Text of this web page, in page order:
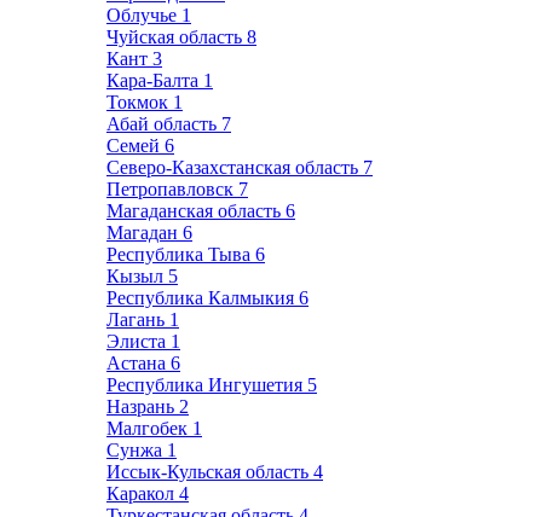
Облучье 1
Чуйская область 8
Кант 3
Кара-Балта 1
Токмок 1
Абай область 7
Семей 6
Северо-Казахстанская область 7
Петропавловск 7
Магаданская область 6
Магадан 6
Республика Тыва 6
Кызыл 5
Республика Калмыкия 6
Лагань 1
Элиста 1
Астана 6
Республика Ингушетия 5
Назрань 2
Малгобек 1
Сунжа 1
Иссык-Кульская область 4
Каракол 4